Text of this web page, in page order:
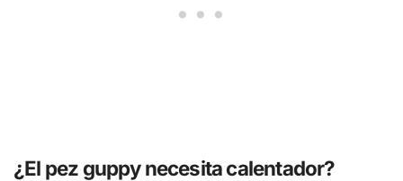
¿El pez guppy necesita calentador?